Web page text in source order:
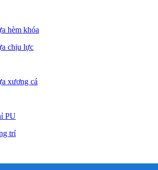
hèm khóa
chịu lực
xương cá
PU
trí